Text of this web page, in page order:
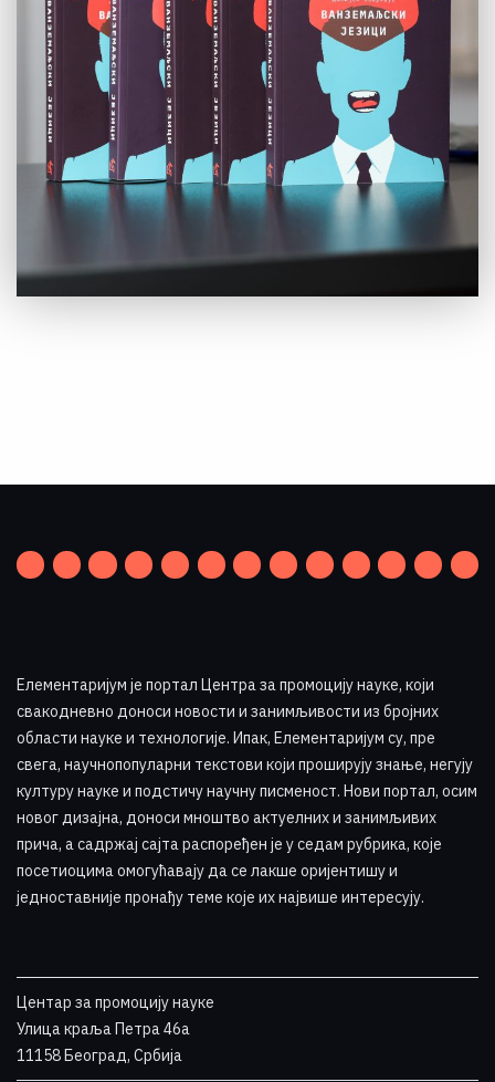
Елементаријум је портал Центра за промоцију науке, који
свакодневно доноси новости и занимљивости из бројних
области науке и технологије. Ипак, Елементаријум су, пре
свега, научнопопуларни текстови који проширују знање, негују
културу науке и подстичу научну писменост. Нови портал, осим
новог дизајна, доноси мноштво актуелних и занимљивих
прича, а садржај сајта распоређен је у седам рубрика, које
посетиоцима омогућавају да се лакше оријентишу и
једноставније пронађу теме које их највише интересују.
Центар за промоцију науке
Улица краља Петра 46a
11158 Београд, Србија